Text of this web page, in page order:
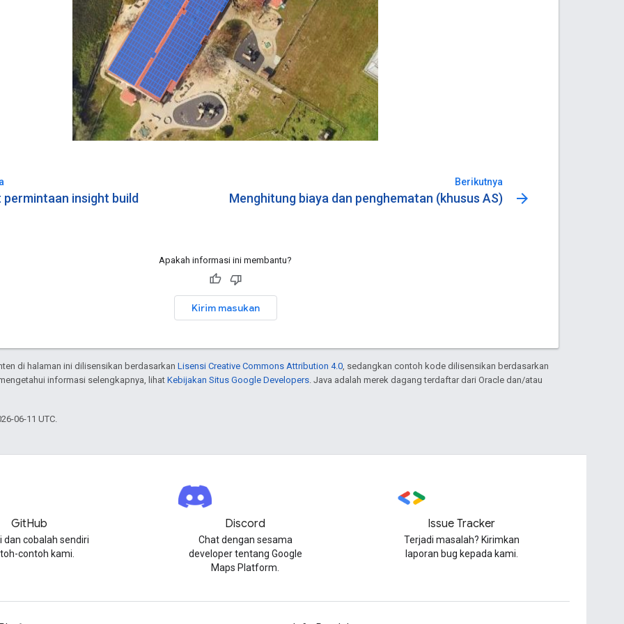
permintaan insight build
Berikutnya
Menghitung biaya dan penghematan (khusus AS) arrow_forward
Apakah informasi ini membantu?
Kirim masukan
di halaman ini dilisensikan berdasarkan Lisensi Creative Commons Attribution 4.0 , sedangkan contoh kode dilisensikan berdasarkan
mengetahui informasi selengkapnya, lihat Kebijakan Situs Google Developers . Java adalah merek dagang terdaftar dari Oracle dan/atau
06-11 UTC.
GitHub
dan cobalah sendiri
contoh kami.
Discord
Chat dengan sesama
developer tentang Google
Maps Platform.
Issue Tracker
Terjadi masalah? Kirimkan
laporan bug kepada kami.